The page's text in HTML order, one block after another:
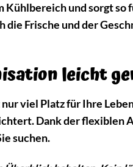
und sorgt so
Frische und der
leicht
viel Platz für Ihre
Dank der flexiblen
suchen.